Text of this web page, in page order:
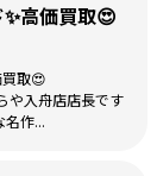
高価買取😍
取😍
や入舟店店長です
名作...